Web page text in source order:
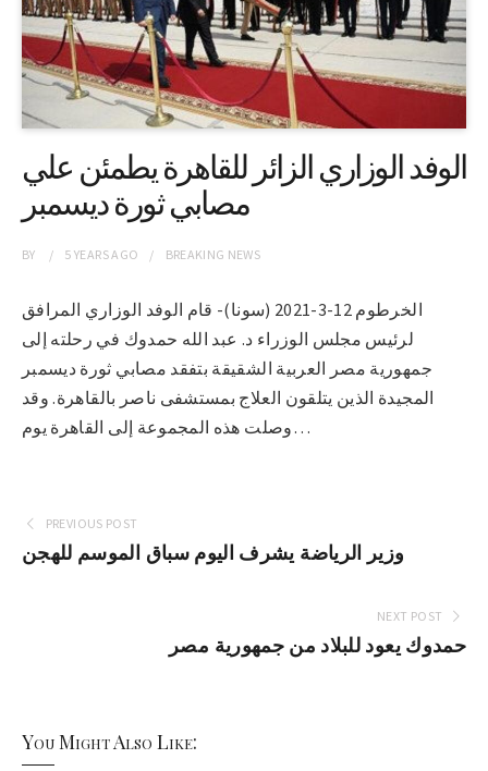
الوفد الوزاري الزائر للقاهرة يطمئن علي
مصابي ثورة ديسمبر
BY 5 YEARSAGO BREAKING NEWS
الخرطوم 12-3-2021 (سونا)- قام الوفد الوزاري المرافق
لرئيس مجلس الوزراء د. عبد الله حمدوك في رحلته إلى
جمهورية مصر العربية الشقيقة بتفقد مصابي ثورة ديسمبر
المجيدة الذين يتلقون العلاج بمستشفى ناصر بالقاهرة. وقد
وصلت هذه المجموعة إلى القاهرة يوم…
PREVIOUS POST
وزير الرياضة يشرف اليوم سباق الموسم للهجن
NEXT POST
حمدوك يعود للبلاد من جمهورية مصر
You Might Also Like: